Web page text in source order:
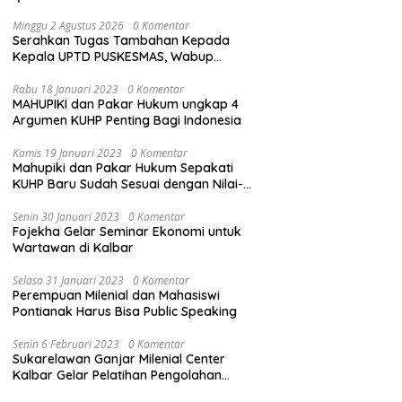
Minggu 2 Agustus 2026 0 Komentar
Serahkan Tugas Tambahan Kepada
Kepala UPTD PUSKESMAS, Wabup
Semakin Baik
Rabu 18 Januari 2023 0 Komentar
MAHUPIKI dan Pakar Hukum ungkap 4
Argumen KUHP Penting Bagi Indonesia
Kamis 19 Januari 2023 0 Komentar
Mahupiki dan Pakar Hukum Sepakati
KUHP Baru Sudah Sesuai dengan Nilai-
Senin 30 Januari 2023 0 Komentar
Fojekha Gelar Seminar Ekonomi untuk
Wartawan di Kalbar
Selasa 31 Januari 2023 0 Komentar
Perempuan Milenial dan Mahasiswi
Pontianak Harus Bisa Public Speaking
Senin 6 Februari 2023 0 Komentar
Sukarelawan Ganjar Milenial Center
Kalbar Gelar Pelatihan Pengolahan